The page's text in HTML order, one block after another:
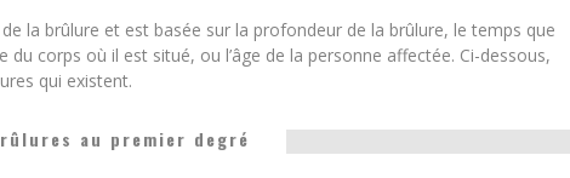
la brûlure et est basée sur la profondeur de la brûlure, le temps que
du corps où il est situé, ou l’âge de la personne affectée. Ci-dessous,
qui existent.
au premier degré